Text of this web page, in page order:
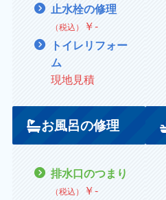
止水栓の修理
（税込） ￥‐
トイレリフォー
ム
現地見積
お風呂の修理
排水口のつまり
（税込） ￥‐